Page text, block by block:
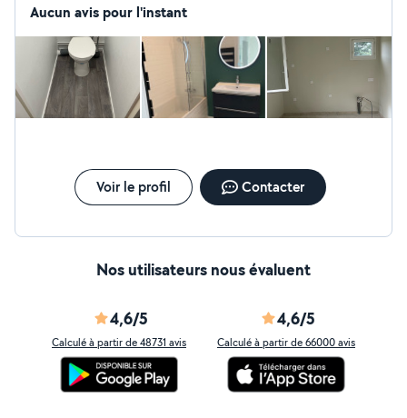
Aucun avis pour l'instant
Voir le profil Contacter
Nos utilisateurs nous évaluent
4,6/5
Calculé à partir de 48731 avis
4,6/5
Calculé à partir de 66000 avis